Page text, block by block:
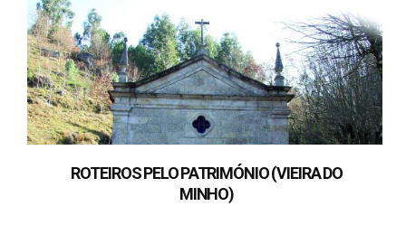
ROTEIROS PELO PATRIMÓNIO (VIEIRA DO
MINHO)